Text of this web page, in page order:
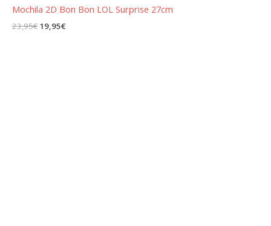
Mochila 2D Bon Bon LOL Surprise 27cm
23,95€ El
19,95€